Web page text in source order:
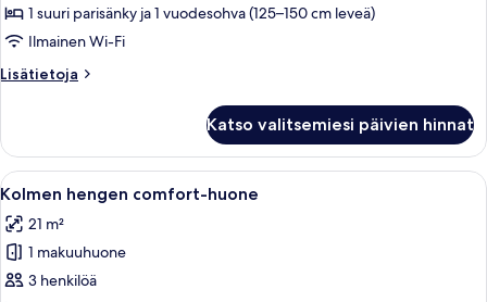
1 suuri parisänky ja 1 vuodesohva (125–150 cm leveä)
Ilmainen Wi-Fi
Lisätietoja
Lisätietoja
Katso valitsemiesi päivien hinnat
Avaa
kaikki
huonetyypin
Kolmen
hengen
Parivuode, jossa on kukallinen
1
Kolmen hengen comfort-huone
21 m²
1 makuuhuone
3 henkilöä